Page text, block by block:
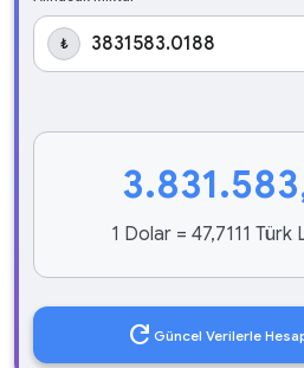
₺
1 Dolar = 47,7111 Türk
refresh Güncel Verilerle